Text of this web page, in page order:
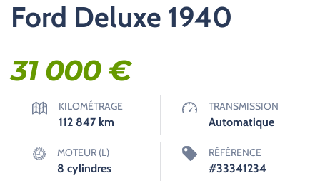
Ford Deluxe 1940
31 000€
KILOMÉTRAGE
112 847 km
TRANSMISSION
Automatique
MOTEUR (L)
8 cylindres
RÉFÉRENCE
#33341234